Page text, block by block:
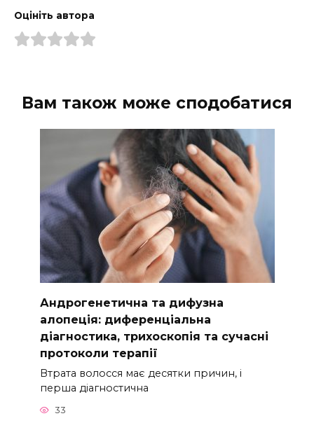
Оцініть автора
Вам також може сподобатися
Андрогенетична та дифузна
алопеція: диференціальна
діагностика, трихоскопія та сучасні
протоколи терапії
Втрата волосся має десятки причин, і
перша діагностична
33